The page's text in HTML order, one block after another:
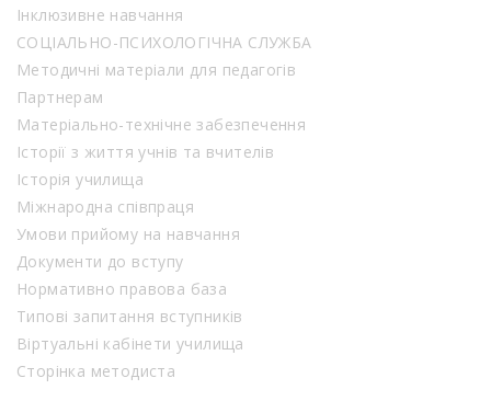
Інклюзивне навчання
СОЦІАЛЬНО-ПСИХОЛОГІЧНА СЛУЖБА
Методичні матеріали для педагогів
Партнерам
Матеріально-технічне забезпечення
Історії з життя учнів та вчителів
Історія училища
Міжнародна співпраця
Умови прийому на навчання
Документи до вступу
Нормативно правова база
Типові запитання вступників
Віртуальні кабінети училища
Сторінка методиста